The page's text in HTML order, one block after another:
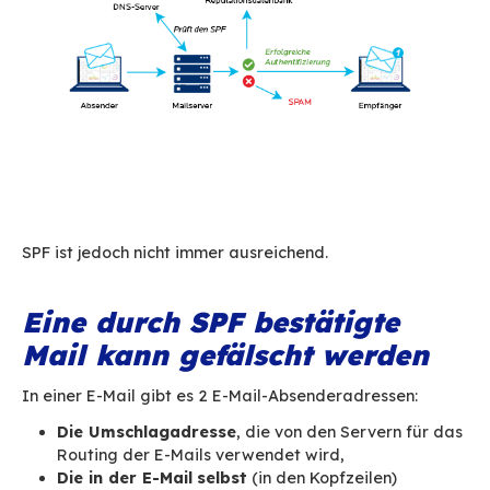
vor, mit denen bestätigt werden kann, dass
tatsächlich von der Person stammt, für die sie
ausgibt:SPF, DKIM und DMARC.
Mit SPF kann festgelegt werden,
senden, und somit wird verhindert, dass E-
Ihrer Domain als Absenderadresse von
als Ihren eigenen versandt werden. Die IPs,
für einen Domainnamen versenden dürfen,
einem DNS-TXT-Eintrag aufgelistet.